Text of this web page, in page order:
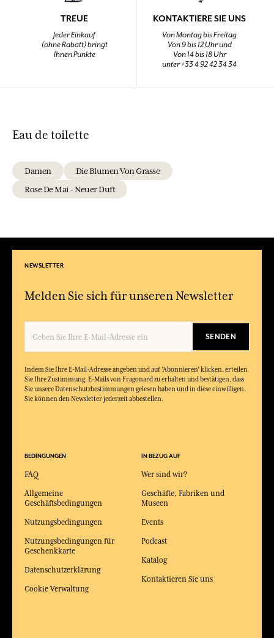
TREUE
Jeder Einkauf
(ohne Rabatt) bringt
Ihnen Punkte
KONTAKTIERE SIE UNS
Von Montag bis Freitag
Von 9 bis 12 Uhr und
Von 14 bis 18 Uhr
unter +33 4 92 42 34 34
Eau de toilette
Damen
Die Blumen Von Grasse
Rose De Mai - Neuer Duft
NEWSLETTER
Melden Sie sich für unseren Newsletter
SENDEN
Indem Sie Ihre E-Mail-Adresse angeben und auf 'Abonnieren' klicken, erteilen
Sie Ihre Zustimmung, E-Mails von Fragonard zu erhalten und bestätigen, dass
Sie unsere Datenschutzbestimmungen gelesen haben und in diese einwilligen.
Sie können den Newsletter jederzeit abbestellen.
BEDINGUNGEN
FAQ
Allgemeine
Geschäftsbedingungen
Nutzungsbedingungen
Nutzungsbedingungen für
Geschenkkarte
Datenschutzerklärung
Cookie Verwaltung
IN BEZUG AUF
Wer sind wir?
Geschäfte, Fabriken und
Museen
Events
Podcast
Katalog
Kontaktieren Sie uns